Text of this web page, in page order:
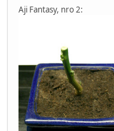
Aji Fantasy, nro 2: